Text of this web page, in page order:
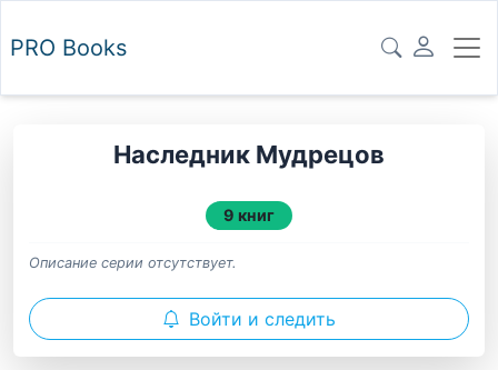
PRO Books
Наследник Мудрецов
9 книг
Описание серии отсутствует.
Войти и следить